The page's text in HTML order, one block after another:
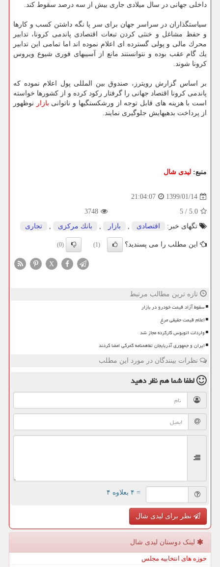
داخلی جهانی در سال میلادی جاری بیش از سه درصد سقوط كند.
سیاستگذاران در سراسر جهان برای سر پا نگه داشتن كسب و كارها
و حفظ مشاغل و خنثی كردن تبعات اقتصادی پاندمی كرونا، تدابیر
محرك مالی و پولی گسترده ای اعلام نموده اند اما تمامی این تدابیر
یك گام عقب بوده و نتوانستند مانع از آسیبهای فوری شیوع ویروس
كرونا شوند.
بر اساس گزارش رویترز، صندوق بین المللی پول اعلام نموده كه
پاندمی كرونا اقتصاد جهانی را گرفتار ركود كرده و از كشورها خواسته
است با هزینه های قابل توجه از ورشكستگیها و ناتوانی بازار
نوظهور
از پرداخت بدهیهایش جلوگیری نمایند.
منبع: لیدی شال
1399/01/14
21:04:07
5.0
/
5
3748
تگهای خبر:
اقتصادی , بازار , بانك مركزی , تجاری
این مطلب را می پسندید؟ (1)
(0)
X
تازه ترین مطالب مرتبط
سقوط آزاد قیمت خودرو در بازار
اعلام قیمت حقیقی مرغ
واردات اتوبوس کارکرده مجاز شد
ایران و جمهوری آذربایجان تفاهمنامه گمرکی امضا کردند
نظرات بینندگان در مورد این مطلب
لطفا شما همنظر دهید
= ۴ بعلاوه ۴
نظر برای لیدی شال
لینک دوستان لیدی شال
حوزه های انتخابیه مجلس